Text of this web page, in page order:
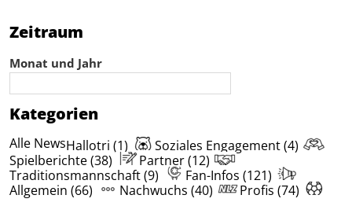
Zeitraum
Monat und Jahr
Kategorien
Alle NewsHallotri (1)
Soziales Engagement (4)
Spielberichte (38)
Partner (12)
Traditionsmannschaft (9)
Fan-Infos (121)
Allgemein (66)
Nachwuchs (40) Profis (74)